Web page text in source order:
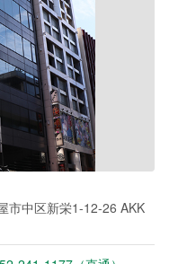
市中区新栄1-12-26 AKK